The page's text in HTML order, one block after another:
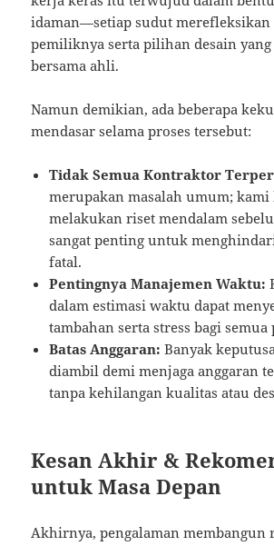
idaman—setiap sudut
pemiliknya serta pilihan desain
bersama ahli.
Namun demikian, ada beberapa
mendasar selama proses tersebut:
Tidak Semua Kontraktor
merupakan masalah umum;
melakukan riset mendalam
sangat penting untuk
fatal.
Pentingnya Manajemen Waktu:
dalam estimasi waktu dapat
tambahan serta stress bagi
Batas Anggaran: Banyak
diambil demi menjaga anggaran
tanpa kehilangan kualitas atau
Kesan Akhir &
untuk Masa Depan
Akhirnya, pengalaman membangun